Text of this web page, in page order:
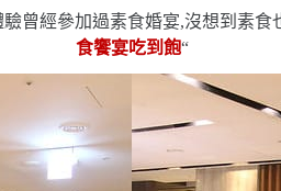
驗曾經參加過素食婚宴,沒想到素食
食饗宴吃到飽“